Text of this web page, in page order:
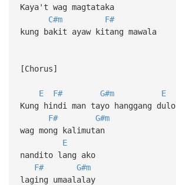
Kaya't wag magtataka
C#m
F#
kung bakit ayaw kitang mawala
[Chorus]
E F# G#m
E
Kung hindi man tayo hanggang dulo
F#
G#m
wag mong kalimutan
E
nandito lang ako
F#
G#m
laging umaalalay